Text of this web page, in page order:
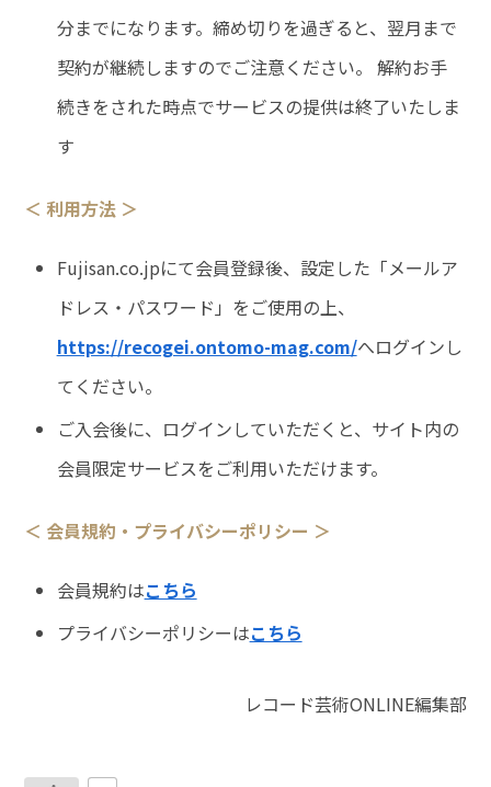
分までになります。締め切りを過ぎると、翌月まで
契約が継続しますのでご注意ください。 解約お手
続きをされた時点でサービスの提供は終了いたしま
す
＜ 利用方法 ＞
Fujisan.co.jpにて会員登録後、設定した「メールア
ドレス・パスワード」をご使用の上、
https://recogei.ontomo-mag.com/へログインし
てください。
ご入会後に、ログインしていただくと、サイト内の
会員限定サービスをご利用いただけます。
＜ 会員規約・プライバシーポリシー ＞
会員規約はこちら
プライバシーポリシーはこちら
レコード芸術ONLINE編集部